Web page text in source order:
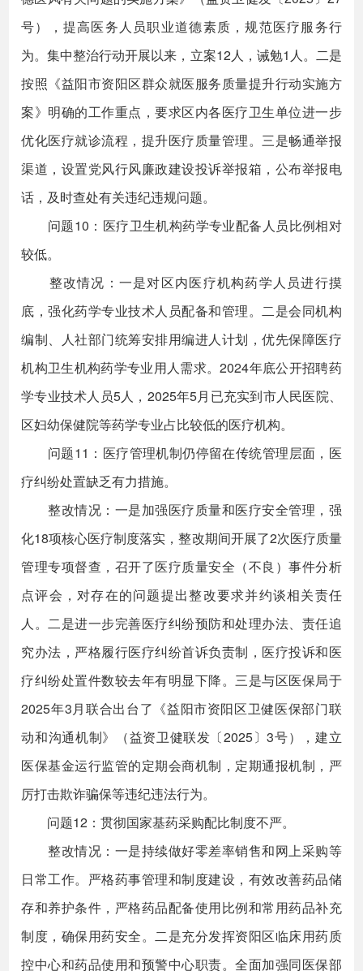
号），提高医务人员职业道德素质，规范医疗服务行
为。集中整治行动开展以来，立案12人，诫勉1人。二是
按照《益阳市资阳区群众就医服务质量提升行动实施方
案》明确的工作重点，要求区内各医疗卫生单位进一步
优化医疗就诊流程，提升医疗质量管理。三是畅通举报
渠道，设置党风行风廉政建设投诉举报箱，公布举报电
话，及时查处有关违纪违规问题。
问题10：医疗卫生机构药学专业配备人员比例相对
较低。
整改情况：一是对区内医疗机构药学人员进行摸
底，强化药学专业技术人员配备和管理。二是会同机构
编制、人社部门统筹安排用编进人计划，优先保障医疗
机构卫生机构药学专业用人需求。2024年底公开招聘药
学专业技术人员5人，2025年5月已充实到市人民医院、
区妇幼保健院等药学专业占比较低的医疗机构。
问题11：医疗管理机制仍停留在传统管理层面，医
疗纠纷处置缺乏有力措施。
整改情况：一是加强医疗质量和医疗安全管理，强
化18项核心医疗制度落实，整改期间开展了2次医疗质量
管理专项督查，召开了医疗质量安全（不良）事件分析
点评会，对存在的问题提出整改要求并约谈相关责任
人。二是进一步完善医疗纠纷预防和处理办法、责任追
究办法，严格履行医疗纠纷首诉负责制，医疗投诉和医
疗纠纷处置件数较去年有明显下降。三是与区医保局于
2025年3月联合出台了《益阳市资阳区卫健医保部门联
动和沟通机制》（益资卫健联发〔2025〕3号），建立
医保基金运行监管的定期会商机制，定期通报机制，严
厉打击欺诈骗保等违纪违法行为。
问题12：贯彻国家基药采购配比制度不严。
整改情况：一是持续做好零差率销售和网上采购等
日常工作。严格药事管理和制度建设，有效改善药品储
存和养护条件，严格药品配备使用比例和常用药品补充
制度，确保用药安全。二是充分发挥资阳区临床用药质
控中心和药品使用和预警中心职责。全面加强同医保部